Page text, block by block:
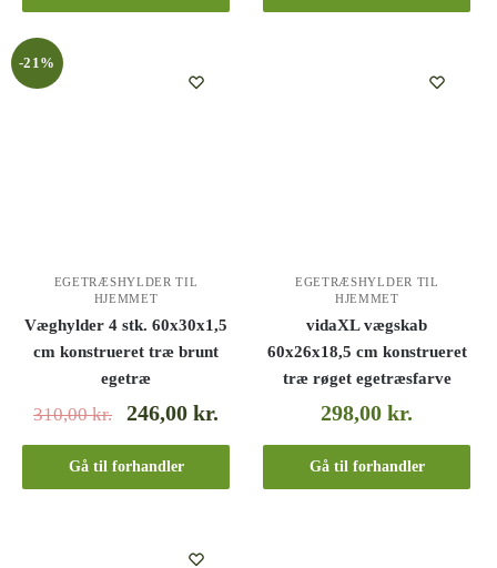
-21%
EGETRÆSHYLDER TIL
HJEMMET
Væghylder 4 stk. 60x30x1,5
cm konstrueret træ brunt
egetræ
310,00kr. 246,00kr.
Gå til forhandler
EGETRÆSHYLDER TIL
HJEMMET
vidaXL vægskab
60x26x18,5 cm konstrueret
træ røget egetræsfarve
298,00kr.
Gå til forhandler